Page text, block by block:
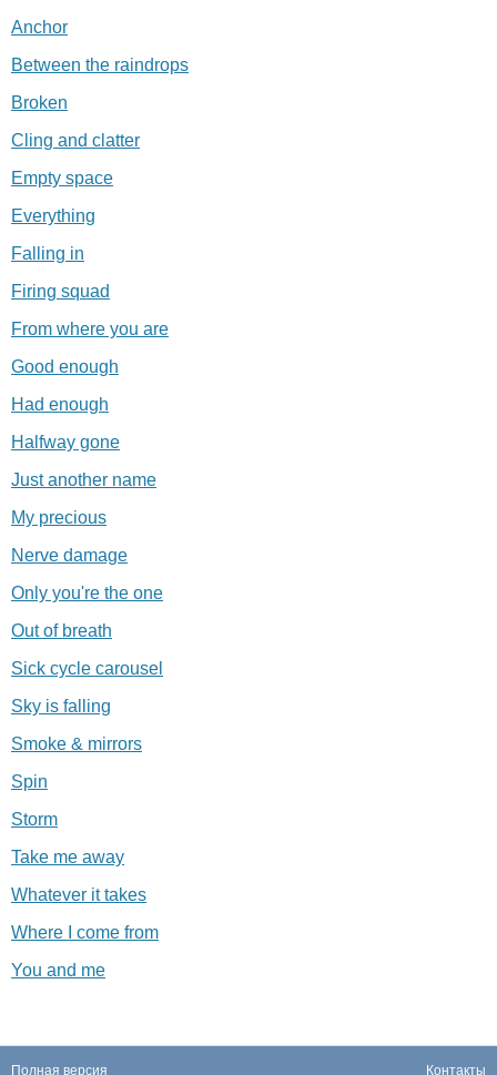
Anchor
Between the raindrops
Broken
Cling and clatter
Empty space
Everything
Falling in
Firing squad
From where you are
Good enough
Had enough
Halfway gone
Just another name
My precious
Nerve damage
Only you're the one
Out of breath
Sick cycle carousel
Sky is falling
Smoke & mirrors
Spin
Storm
Take me away
Whatever it takes
Where I сome from
You and me
Контакты
Полная версия